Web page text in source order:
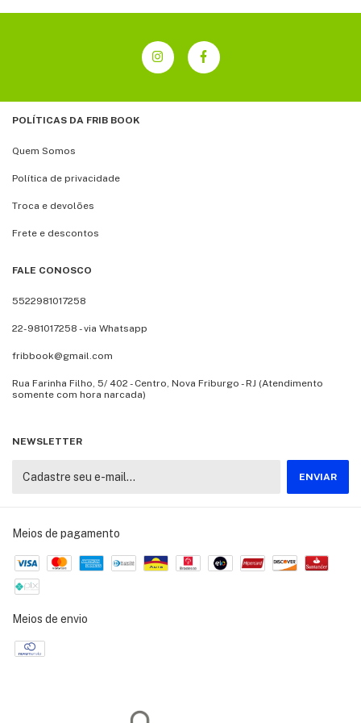
POLÍTICAS DA FRIB BOOK
Quem Somos
Política de privacidade
Troca e devolões
Frete e descontos
FALE CONOSCO
5522981017258
22-981017258 - via Whatsapp
fribbook@gmail.com
Rua Farinha Filho, 5/ 402 - Centro, Nova Friburgo - RJ (Atendimento
somente com hora narcada)
NEWSLETTER
Meios de pagamento
Meios de envio